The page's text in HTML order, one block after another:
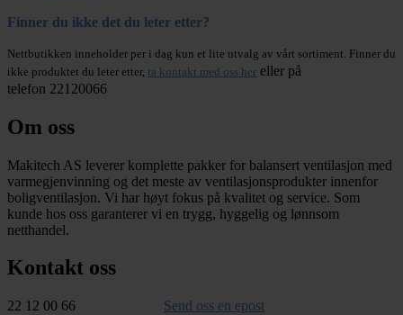
Finner du ikke det du leter etter?
Nettbutikken inneholder per i dag kun et lite utvalg av vårt sortiment. Finner du
ikke produktet du leter etter, ta kontakt med oss her eller på
telefon 22120066
Om oss
Makitech AS leverer komplette pakker for balansert ventilasjon med
varmegjenvinning og det meste av ventilasjonsprodukter innenfor
boligventilasjon. Vi har høyt fokus på kvalitet og service. Som
kunde hos oss garanterer vi en trygg, hyggelig og lønnsom
netthandel.
Kontakt oss
22 12 00 66 Send oss en epost